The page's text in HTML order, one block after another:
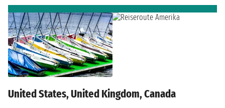
United States, United Kingdom, Canada